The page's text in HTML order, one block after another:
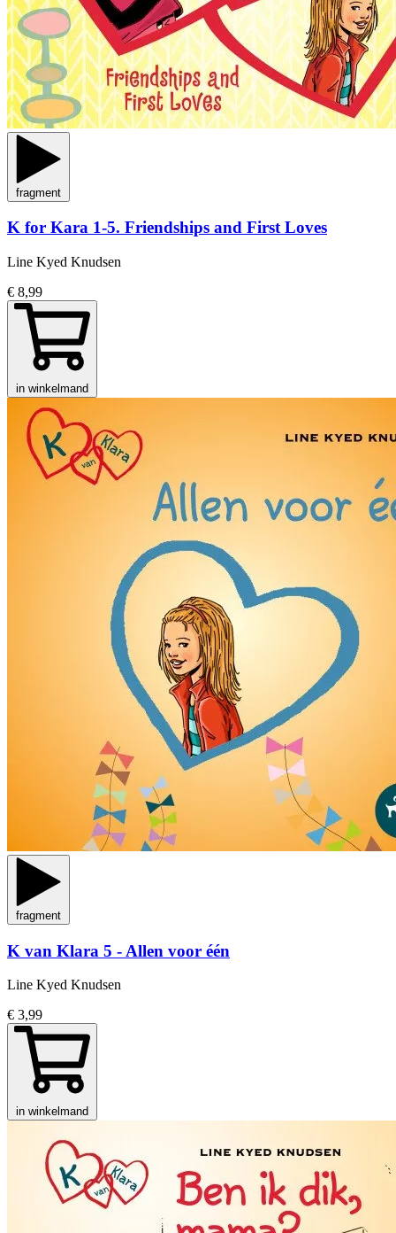
fragment
K for Kara 1-5. Friendships and First Loves
Line Kyed Knudsen
€ 8,99
in winkelmand
fragment
K van Klara 5 - Allen voor één
Line Kyed Knudsen
€ 3,99
in winkelmand